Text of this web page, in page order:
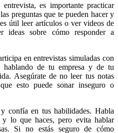
es importante practicar
preguntas que te pueden hacer y
útil leer artículos o ver videos de
ideas sobre cómo responder a
en entrevistas simuladas con
hablando de tu empresa y de tu
Asegúrate de no leer tus notas
esto puede sonar inseguro o
confía en tus habilidades. Habla
lo que haces, pero evita hablar
Si no estás seguro de cómo